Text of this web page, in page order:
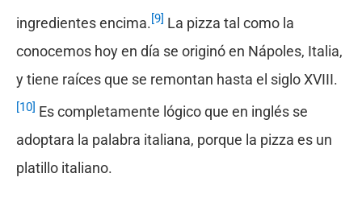
ingredientes encima.[9] La pizza tal como la
conocemos hoy en día se originó en Nápoles, Italia,
y tiene raíces que se remontan hasta el siglo XVIII.
[10] Es completamente lógico que en inglés se
adoptara la palabra italiana, porque la pizza es un
platillo italiano.